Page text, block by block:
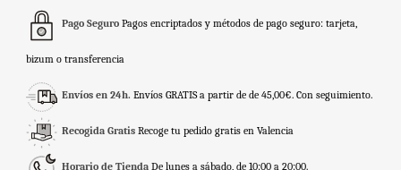
Pago Seguro Pagos encriptados y métodos de pago seguro: tarjeta,
bizum o transferencia
Envíos en 24h. Envíos GRATIS a partir de de 45,00€. Con seguimiento.
Recogida Gratis Recoge tu pedido gratis en Valencia
Horario de Tienda De lunes a sábado, de 10:00 a 20:00.